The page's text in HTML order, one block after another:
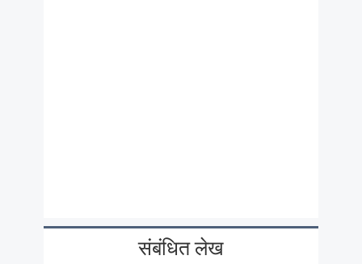
संबंधित लेख